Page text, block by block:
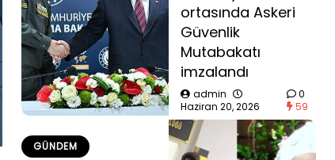
ortasında Askeri
Güvenlik
Mutabakatı
imzalandı
admin
Haziran 20, 2026
0
59
GÜNDEM